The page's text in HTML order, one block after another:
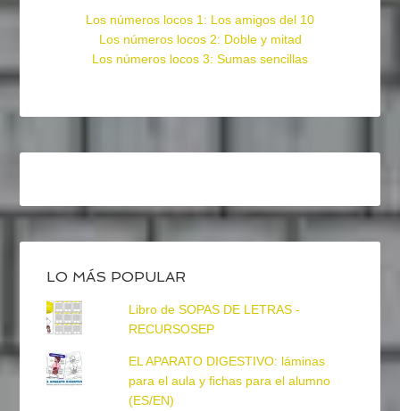
Los números locos 1: Los amigos del 10
Los números locos 2: Doble y mitad
Los números locos 3: Sumas sencillas
LO MÁS POPULAR
Libro de SOPAS DE LETRAS -
RECURSOSEP
EL APARATO DIGESTIVO: láminas
para el aula y fichas para el alumno
(ES/EN)